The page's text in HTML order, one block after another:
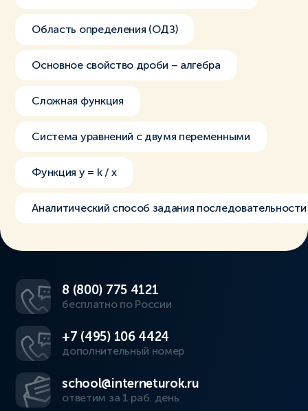
Область определения (ОДЗ)
Основное свойство дроби – алгебра
Сложная функция
Система уравнений с двумя переменными
Функция y = k / x
Аналитический способ задания последовательности
8 (800) 775 4121
бесплатно по России
+7 (495) 106 4424
дополнительный номер
school@interneturok.ru
ответим за 1 раб. день